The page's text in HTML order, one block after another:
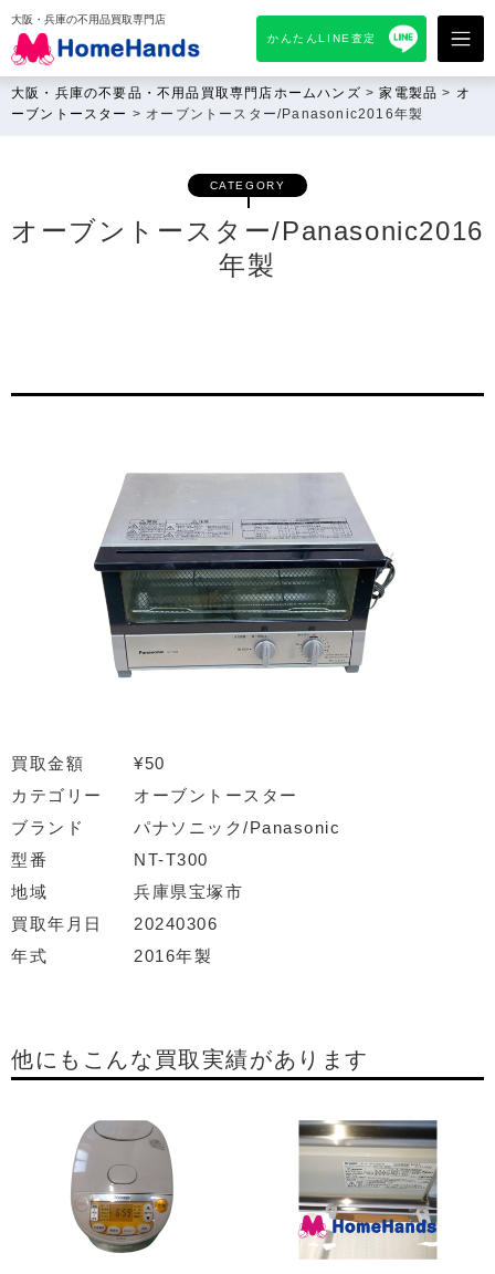
大阪・兵庫の不用品買取専門店
かんたんLINE査定
大阪・兵庫の不要品・不用品買取専門店ホームハンズ >家電製品 > オ
ーブントースター > オーブントースター/Panasonic2016年製
CATEGORY
オーブントースター/Panasonic2016
年製
買取金額
¥50
カテゴリー
オーブントースター
ブランド
パナソニック/Panasonic
型番
NT-T300
地域
兵庫県宝塚市
買取年月日
20240306
年式
2016年製
他にもこんな買取実績があります